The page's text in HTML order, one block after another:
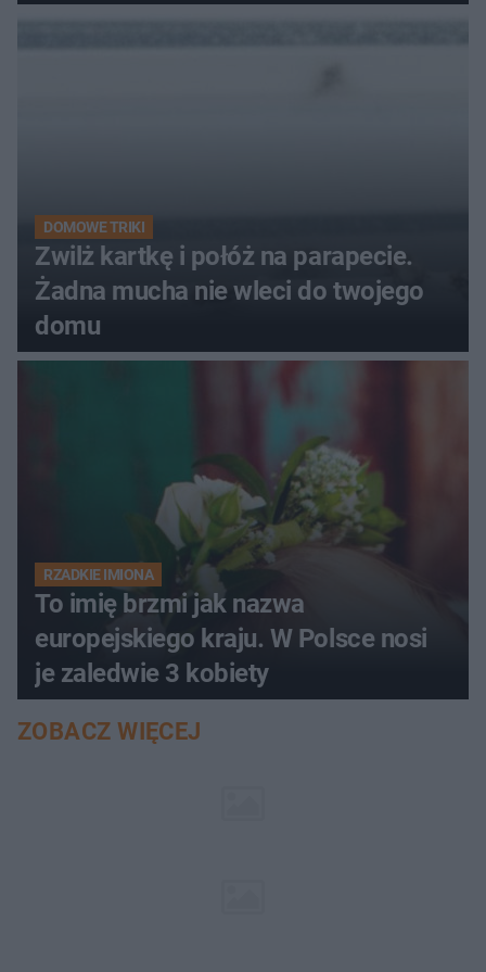
DOMOWE TRIKI
Zwilż kartkę i połóż na parapecie.
Żadna mucha nie wleci do twojego
domu
RZADKIE IMIONA
To imię brzmi jak nazwa
europejskiego kraju. W Polsce nosi
je zaledwie 3 kobiety
ZOBACZ WIĘCEJ